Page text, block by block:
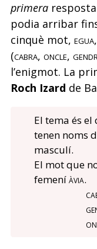
primera
podia arribar
cinquè mot, egua
(cabra, oncle,
l’enigmot. La
Roch Izard de
El tema és el
tenen noms
masculí.
El mot que
femeníàvia.